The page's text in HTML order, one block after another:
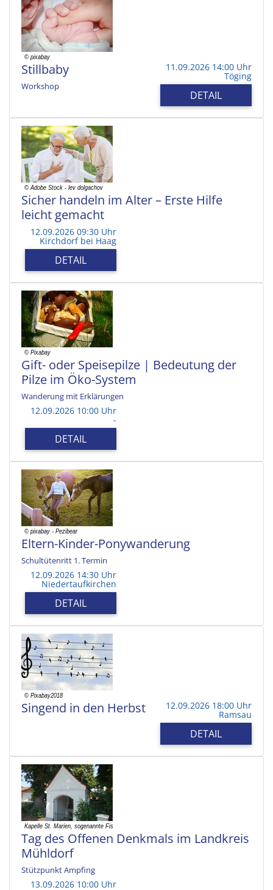
Stillbaby
Workshop
11.09.2026 14:00 Uhr
Töging
DETAIL
Sicher handeln im Alter – Erste Hilfe
leicht gemacht
12.09.2026 09:30 Uhr
Kirchdorf bei Haag
DETAIL
Gift- oder Speisepilze | Bedeutung der
Pilze im Öko-System
Wanderung mit Erklärungen
12.09.2026 10:00 Uhr
-
DETAIL
Eltern-Kinder-Ponywanderung
Schultütenritt 1. Termin
12.09.2026 14:30 Uhr
Niedertaufkirchen
DETAIL
Singend in den Herbst 12.09.2026 18:00 Uhr
Ramsau
DETAIL
Tag des Offenen Denkmals im Landkreis
Mühldorf
Stützpunkt Ampfing
13.09.2026 10:00 Uhr